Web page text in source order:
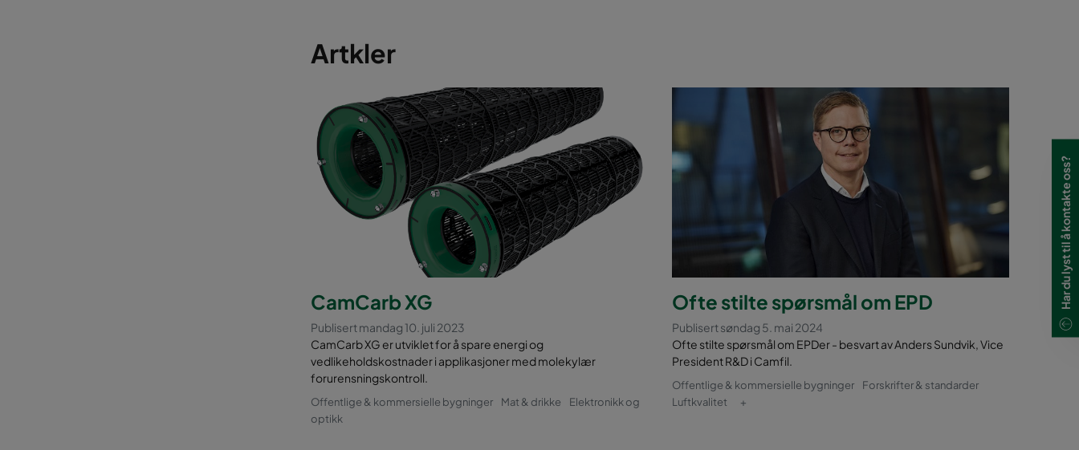
Artkler
CamCarb XG
Publisert mandag 10. juli 2023
CamCarb XG er utviklet for å spare energi og
vedlikeholdskostnader i applikasjoner med molekylær
forurensningskontroll.
Offentlige & kommersielle bygninger Mat & drikke
Elektronikk og
optikk
Ofte stilte spørsmål om EPD
Publisert søndag 5. mai 2024
Ofte stilte spørsmål om EPDer - besvart av Anders Sundvik, Vice
President R&D i Camfil.
Offentlige & kommersielle bygninger
Forskrifter & standarder
Luftkvalitet
+
Har du lyst til å kontakte oss?